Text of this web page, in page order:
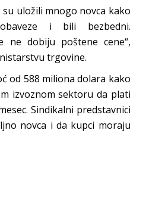
su uložili mnogo novca kako
i bili bezbedni.
ne dobiju poštene cene“,
trgovine.
od 588 miliona dolara kako
izvoznom sektoru da plati
Sindikalni predstavnici
novca i da kupci moraju